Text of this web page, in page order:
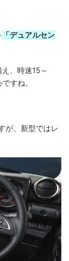
「デュアルセン
、時速15～
すね。
が、新型ではレ